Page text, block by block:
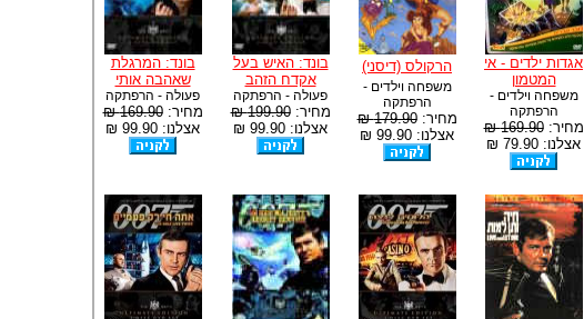
אגדות ילדים - אי
המטמון
משפחה וילדים -
הרפתקה
מחיר:169.90 ₪
אצלנו: 79.90 ₪
הרקולס (דיסני)
משפחה וילדים -
הרפתקה
מחיר:179.90 ₪
אצלנו: 99.90 ₪
בונד: האיש בעל
אקדח הזהב
פעולה - הרפתקה
מחיר:199.90 ₪
אצלנו: 99.90 ₪
בונד: המרגלת
שאהבה אותי
פעולה - הרפתקה
מחיר:169.90 ₪
אצלנו: 99.90 ₪